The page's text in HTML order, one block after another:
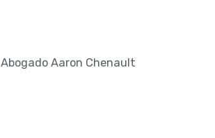
Abogado Aaron Chenault